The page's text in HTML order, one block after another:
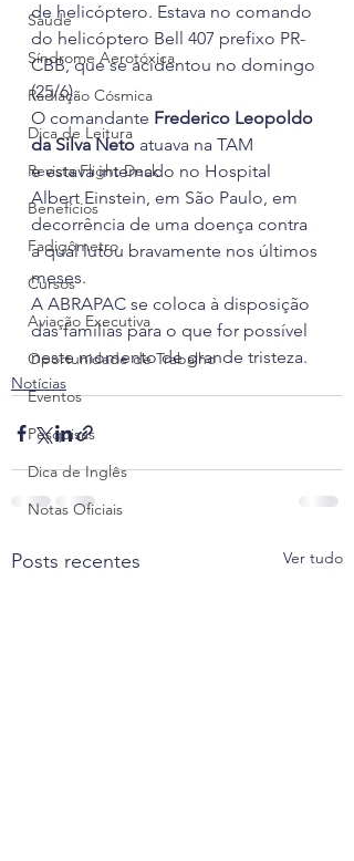
Saúde
Síndrome Aerotóxica
Radiação Cósmica
Dica de Leitura
Revista Flight Deck
Benefícios
Fadigômetro
Cursos
Aviação Executiva
Oportunidade de Trabalho
Eventos
Pesquisas
Dica de Inglês
Notas Oficiais
de helicóptero. Estava no comando
do helicóptero Bell 407 prefixo PR-
CBB, que se acidentou no domingo
(25/6).
O comandante Frederico Leopoldo
da Silva Neto atuava na TAM
e estava internado no Hospital
Albert Einstein, em São Paulo, em
decorrência de uma doença contra
a qual lutou bravamente nos últimos
meses.
A ABRAPAC se coloca à disposição
das famílias para o que for possível
neste momento de grande tristeza.
Notícias
Posts recentes Ver tudo